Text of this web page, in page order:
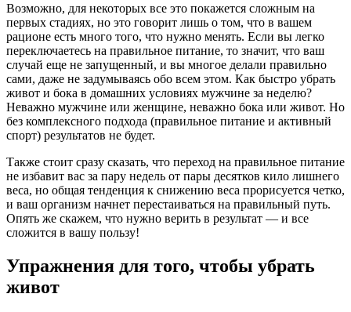
Возможно, для некоторых все это покажется сложным на
первых стадиях, но это говорит лишь о том, что в вашем
рационе есть много того, что нужно менять. Если вы легко
переключаетесь на правильное питание, то значит, что ваш
случай еще не запущенный, и вы многое делали правильно
сами, даже не задумываясь обо всем этом. Как быстро убрать
живот и бока в домашних условиях мужчине за неделю?
Неважно мужчине или женщине, неважно бока или живот. Но
без комплексного подхода (правильное питание и активный
спорт) результатов не будет.
Также стоит сразу сказать, что переход на правильное питание
не избавит вас за пару недель от пары десятков кило лишнего
веса, но общая тенденция к снижению веса прорисуется четко,
и ваш организм начнет перестаиваться на правильный путь.
Опять же скажем, что нужно верить в результат — и все
сложится в вашу пользу!
Упражнения для того, чтобы убрать
живот